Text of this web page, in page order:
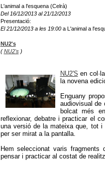
L'animal a l'esquena (Celrà)
Del 16/12/2013 al 21/12/2013
Presentació:
El 21/12/2013 a les 19:00a L'animal a
NU2's
(NU2's)
NU2'S en
la novena
Enguany
audiovisual de
bolcat més
reflexionar, debatre i practicar el
una versió de la mateixa que, tot i
per ser mirat a la pantalla.
Hem seleccionat varis
pensar i practicar al costat de